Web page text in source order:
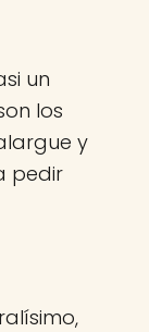
un
los
y
pedir